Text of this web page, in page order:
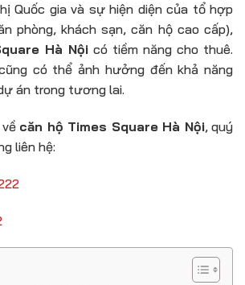
Quốc gia và sự hiện diện của tổ hợp
phòng, khách sạn, căn hộ cao cấp),
Hà Nội có tiềm năng cho thuê.
có thể ảnh hưởng đến khả năng
án trong tương lai.
căn hộ Times Square Hà Nội, quý
liên hệ: